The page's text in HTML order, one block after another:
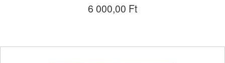
6 000,00 Ft‎